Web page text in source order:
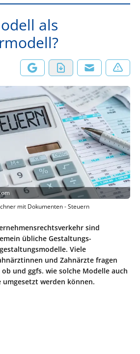
als
mit Dokumenten - Steuern
sind
übliche Gestaltungs-
Viele
und Zahnärzte fragen
und ggfs. wie solche Modelle auch
werden können.